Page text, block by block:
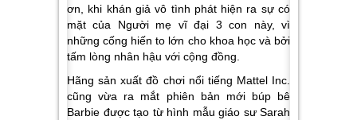
ơn, khi khán giả vô tình phát hiện ra sự có
mặt của Người mẹ vĩ đại 3 con này, vì
những cống hiến to lớn cho khoa học và bởi
tấm lòng nhân hậu với cộng đồng.
Hãng sản xuất đồ chơi nổi tiếng Mattel Inc.
cũng vừa ra mắt phiên bản mới búp bê
Barbie được tạo từ hình mẫu giáo sư Sarah